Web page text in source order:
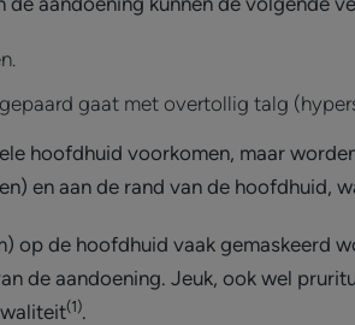
gaat met overtollig talg
hoofdhuid voorkomen, maar
en aan de rand van de hoofdhuid,
op de hoofdhuid vaak gemaskeerd
de aandoening. Jeuk, ook wel
(1).